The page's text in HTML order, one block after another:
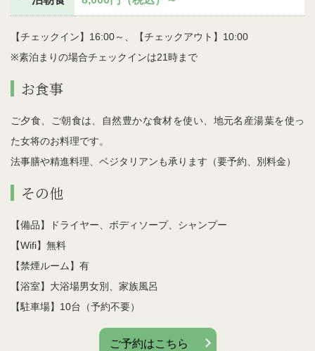
【チェックイン】16:00～、【チェックアウト】10:00
※素泊まりの場合チェックインは21時まで
お食事
ご夕食、ご朝食は、自然豊かな食材を使い、地元名産湯葉を使っ
た女将のお料理です。
法事膳や精進料理、ベジタリアンも承ります（要予約、別料金）
その他
【備品】ドライヤー、ボディソープ、シャンプー
【Wifi】無料
【禁煙ルーム】有
【浴室】大浴場男女別、家族風呂
【駐車場】10台（予約不要）
ご予約はこちら